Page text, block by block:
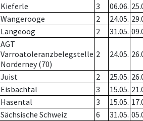
Kieferle 3 06.06.
Wangerooge 2 24.05.
Langeoog 2 31.05.
AGT
Varroatoleranzbelegstelle
Norderney (70)
2 24.05.
Juist 2 25.05.
Eisbachtal 3 15.05.
Hasental 3 15.05.
Sächsische Schweiz 6 31.05.